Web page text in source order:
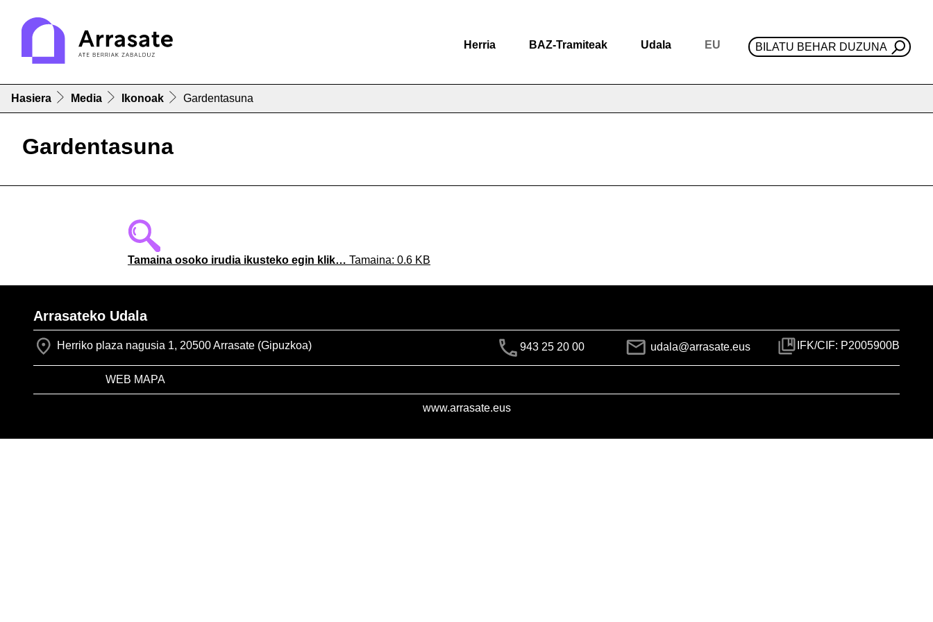
Herria BAZ-Tramiteak Udala EU BILATU BEHAR DUZUNA
Hasiera Media Ikonoak Gardentasuna
Gardentasuna
Tamaina osoko irudia ikusteko egin klik… Tamaina: 0.6 KB
Arrasateko Udala
Herriko plaza nagusia 1, 20500 Arrasate (Gipuzkoa) 943 25 20 00 udala@arrasate.eus IFK/CIF: P2005900B
WEB MAPA
www.arrasate.eus